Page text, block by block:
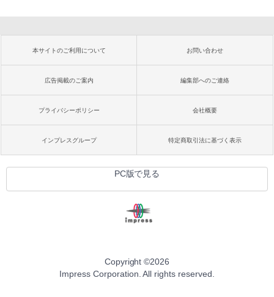
本サイトのご利用について お問い合わせ
広告掲載のご案内 編集部へのご連絡
プライバシーポリシー 会社概要
インプレスグループ 特定商取引法に基づく表示
PC版で見る
Copyright ©2026
Impress Corporation. All rights reserved.